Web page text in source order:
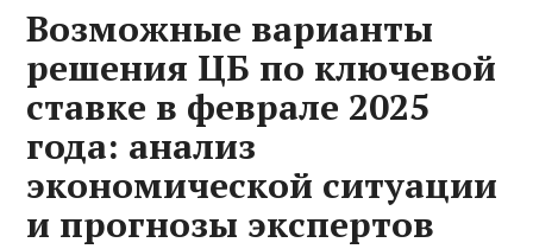
Возможные варианты
решения ЦБ по ключевой
ставке в феврале 2025
года: анализ
экономической ситуации
и прогнозы экспертов